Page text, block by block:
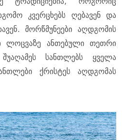
კვერცხებს ღებავენ და
მორწმუნეები აღდგომის
ლოცვაზე ანთებული თეთრი
სანთლებს ყველა
ქრისტეს აღდგომას